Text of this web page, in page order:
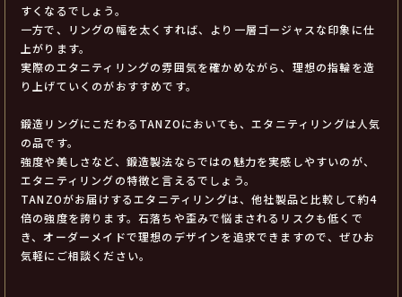
すくなるでしょう。
一方で、リングの幅を太くすれば、より一層ゴージャスな印象に仕
上がります。
実際のエタニティリングの雰囲気を確かめながら、理想の指輪を造
り上げていくのがおすすめです。
鍛造リングにこだわるTANZOにおいても、エタニティリングは人気
の品です。
強度や美しさなど、鍛造製法ならではの魅力を実感しやすいのが、
エタニティリングの特徴と言えるでしょう。
TANZOがお届けするエタニティリングは、他社製品と比較して約4
倍の強度を誇ります。石落ちや歪みで悩まされるリスクも低くで
き、オーダーメイドで理想のデザインを追求できますので、ぜひお
気軽にご相談ください。